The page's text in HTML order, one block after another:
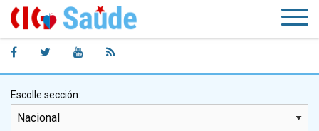
Escolle sección: